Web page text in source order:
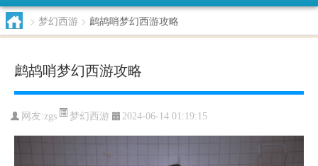
> 梦幻西游 > 鹧鸪哨梦幻西游攻略
鹧鸪哨梦幻西游攻略
网友:zgs 梦幻西游 2024-06-14 01:19:15